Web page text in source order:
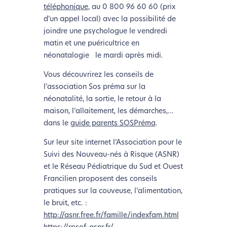
téléphonique, au 0 800 96 60 60 (prix
d’un appel local) avec la possibilité de
joindre une psychologue le vendredi
matin et une puéricultrice en
néonatalogie le mardi après midi.
Vous découvrirez les conseils de
l’association Sos préma sur la
néonatalité, la sortie, le retour à la
maison, l’allaitement, les démarches,…
dans le guide parents SOSPréma.
Sur leur site internet l’Association pour le
Suivi des Nouveau-nés à Risque (ASNR)
et le Réseau Pédiatrique du Sud et Ouest
Francilien proposent des conseils
pratiques sur la couveuse, l’alimentation,
le bruit, etc. :
http://asnr.free.fr/famille/indexfam.html